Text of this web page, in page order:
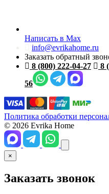
Написать в Max
info@evrikahome.ru
Заказать обратный
8 (800) 222-04-27
8
56
Политика обработки
© 2026 Evrika Home
×
Заказать звонок